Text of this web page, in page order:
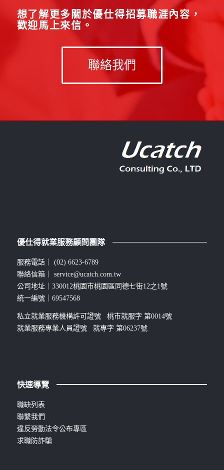
想了解更多關於優仕得招募職涯內容，
歡迎馬上來信。
聯絡我們
優仕得就業服務顧問團隊
服務電話｜ (02) 6623-6789
聯絡信箱｜ service@ucatch.com.tw
公司地址｜330012桃園市桃園區同德七街12之1號
統一編號｜69547568
私立就業服務機構許可證號 桃市就服字 第0014號
就業服務專業人員證號 就專字 第06237號
快速導覽
職缺列表
聯繫我們
違反勞動法令公布專區
求職防詐騙